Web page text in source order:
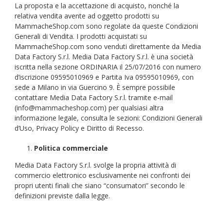
La proposta e la accettazione di acquisto, nonché la
relativa vendita avente ad oggetto prodotti su
MammacheShop.com sono regolate da queste Condizioni
Generali di Vendita. I prodotti acquistati su
MammacheShop.com sono venduti direttamente da Media
Data Factory S.r.l. Media Data Factory S.r.l. è una società
iscritta nella sezione ORDINARIA il 25/07/2016 con numero
d’iscrizione 09595010969 e Partita Iva 09595010969, con
sede a Milano in via Guercino 9. È sempre possibile
contattare Media Data Factory S.r.l. tramite e-mail
(info@mammacheshop.com) per qualsiasi altra
informazione legale, consulta le sezioni: Condizioni Generali
d’Uso, Privacy Policy e Diritto di Recesso.
Politica commerciale
Media Data Factory S.r.l. svolge la propria attività di
commercio elettronico esclusivamente nei confronti dei
propri utenti finali che siano “consumatori” secondo le
definizioni previste dalla legge.